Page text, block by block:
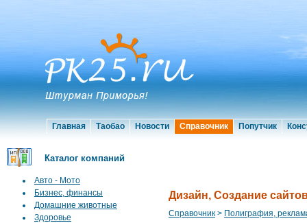
Главная Таобао Новости Справочник Попутчик
Каталог компаний
Авто - Мото
Бизнес, финансы
Домашние животные
Здоровье
Дизайн, Создание
Справочник > Полиграфия,